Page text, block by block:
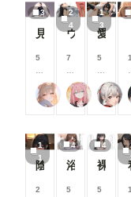
以
上
支
す
と
見
る
と
が
で
き
以
上
支
す
と
見
る
と
が
で
き
以
上
支
す
と
見
る
と
が
で
き
す
3
5
コ
イ
/
月
以
上
ailovepui
2
4
ウサギ耳とか
7
0
コ
イ
/
月
以
上
ナフリジェ
1
3
愛奈 変態先輩とラブラブ S-517
5
0
コ
イ
/
月
以
上
1
/
1
1
陰ちゃんに英才教育しよう！
2
4
5
4
裸でスポンサーを接待するアイドル【景清帆乃歌】編
5
1,